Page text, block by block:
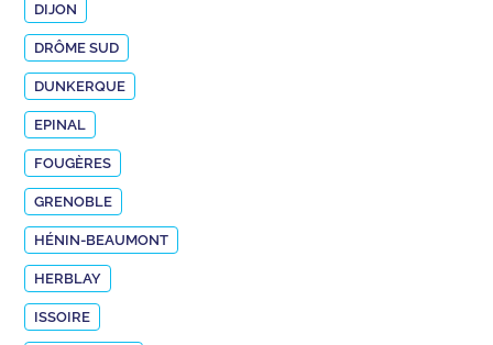
DIJON
DRÔME SUD
DUNKERQUE
EPINAL
FOUGÈRES
GRENOBLE
HÉNIN-BEAUMONT
HERBLAY
ISSOIRE